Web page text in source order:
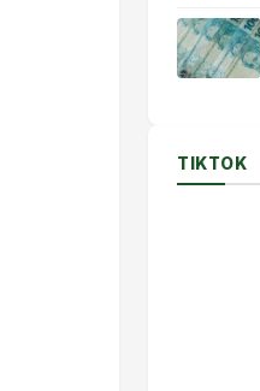
TIKTOK